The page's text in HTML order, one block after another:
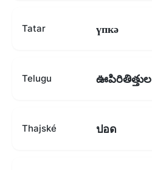
Tatar үпкә
Telugu ఊపిరితిత్తుల
Thajské ปอด